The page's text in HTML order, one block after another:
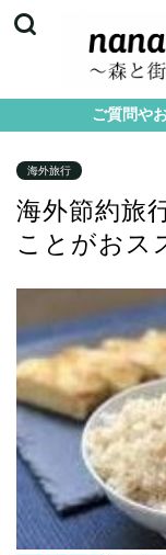
ご質問や
海外旅行
海外節約旅
ことがおス